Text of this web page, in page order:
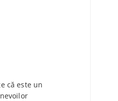
că este un